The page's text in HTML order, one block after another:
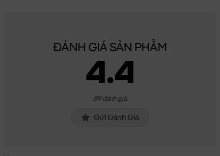
ĐÁNH GIÁ SẢN PHẨM
4.4
89 đánh giá
Gửi Đánh Giá